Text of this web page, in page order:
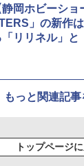
静岡ホビーシ
」の新作
「リリネル」と
着風オプショ
もっと関連記事
トップページ